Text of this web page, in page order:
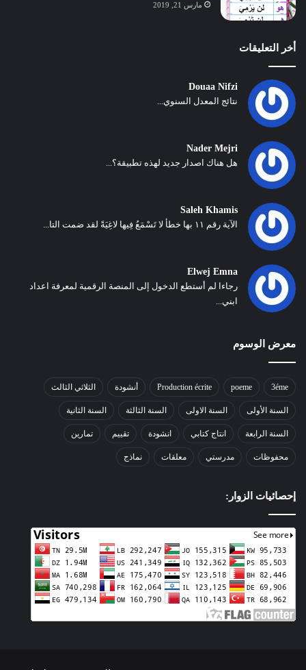
مارس 21, 2019
أخر التعليقات
Douaa Nifzi
نتائج المعدل السنوي...
Nader Mejri
هل هناك اصدار جديد لهذه تطبيقة؟...
Saleh Khamis
الآية رقم ١١ بها خطأ لا تَسْمَعُ فِيها لاغِيَةً لقد ضمت التا...
Elwej Emna
رجاءا لم أستطع الدخول إلى المنصة الرقمية لمعرفة اعداد
ابني...
معرض الوسوم
3éme
poeme
Production écrite أنشودة الثلاثي الثالث
السنة الأولى السنة الاولى السنة الثالثة السنة الثانية
السنة الرابعة انتاج كتابي انشودة تقييم تمارين
محفوظات مدرستي معلقات نماذج
إحصائيات الزوار: